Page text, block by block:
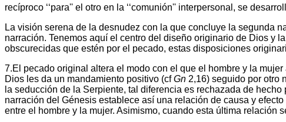
recíproco ‘‘para'' el otro en la ‘‘comunión'' interpersonal, se
La visión serena de la desnudez con la que concluye la segunda
narración. Tenemos aquí el centro del diseño originario de Dios y
obscurecidas que estén por el pecado, estas disposiciones
7.El pecado original altera el modo con el que el hombre y la
Dios les da un mandamiento positivo (cfGn 2,16) seguido por otro
la seducción de la Serpiente, tal diferencia es rechazada de
narración del Génesis establece así una relación de causa y
entre el hombre y la mujer. Asimismo, cuando esta última relación